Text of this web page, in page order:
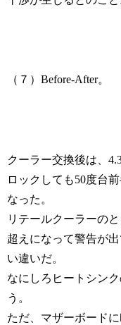
（７）Before-After。
クーラー交換後は、
ロックしても50度台
なった。
リテールクーラーの
超えになって警告が
い違いだ。
なにしろヒートシン
う。
ただ、マザーボード